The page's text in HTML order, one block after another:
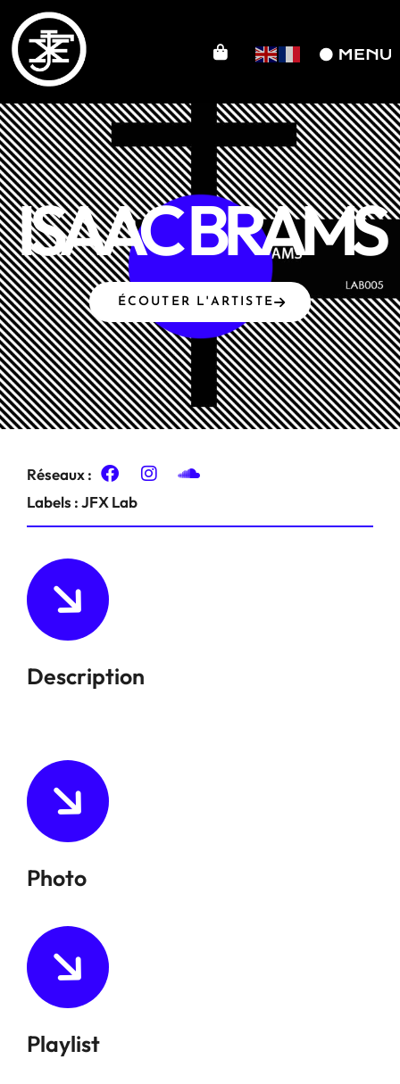
ISAAC BRAMS
ÉCOUTER L'ARTISTE
Réseaux :
Labels :JFX Lab
Description
Photo
Playlist